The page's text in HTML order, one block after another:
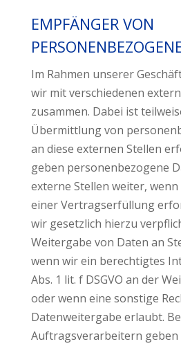
EMPFÄNGER VON
Im Rahmen unserer
wir mit verschiedenen
zusammen. Dabei ist
Übermittlung von
an diese externen Stellen
geben personenbezogene
externe Stellen weiter, wenn
einer Vertragserfüllung
wir gesetzlich hierzu
Weitergabe von Daten an
wenn wir ein berechtigtes
Abs. 1 lit. f DSGVO an der
oder wenn eine sonstige
Datenweitergabe erlaubt.
Auftragsverarbeitern geben